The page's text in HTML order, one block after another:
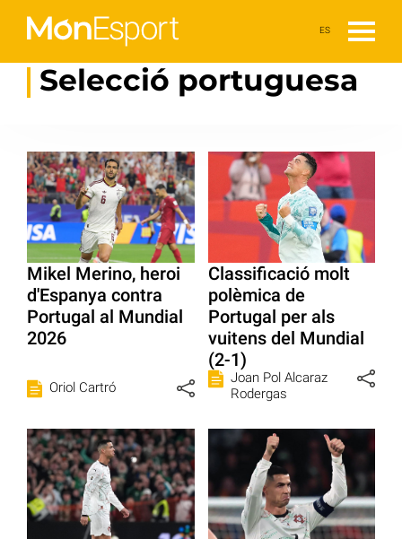
ES
Selecció portuguesa
Mikel Merino, heroi
d'Espanya contra
Portugal al Mundial
2026
Oriol Cartró
Classificació molt
polèmica de
Portugal per als
vuitens del Mundial
(2-1)
Joan Pol Alcaraz
Rodergas